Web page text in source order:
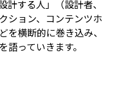
計する人」（設計者、
ション、コンテンツホ
を横断的に巻き込み、
っていきます。